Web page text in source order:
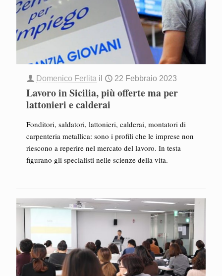
Domenico Ferlita il 22 Febbraio 2023
Lavoro in Sicilia, più offerte ma per
lattonieri e calderai
Fonditori, saldatori, lattonieri, calderai, montatori di
carpenteria metallica: sono i profili che le imprese non
riescono a reperire nel mercato del lavoro. In testa
figurano gli specialisti nelle scienze della vita.